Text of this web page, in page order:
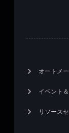
オートメ
イベント
リソース